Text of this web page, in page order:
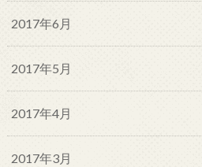
2017年6月
2017年5月
2017年4月
2017年3月